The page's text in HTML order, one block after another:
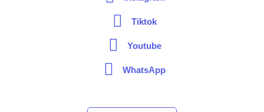
Tiktok
Youtube
WhatsApp